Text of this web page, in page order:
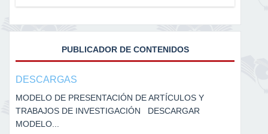
PUBLICADOR DE CONTENIDOS
DESCARGAS
MODELO DE PRESENTACIÓN DE ARTÍCULOS Y
TRABAJOS DE INVESTIGACIÓN DESCARGAR
MODELO...